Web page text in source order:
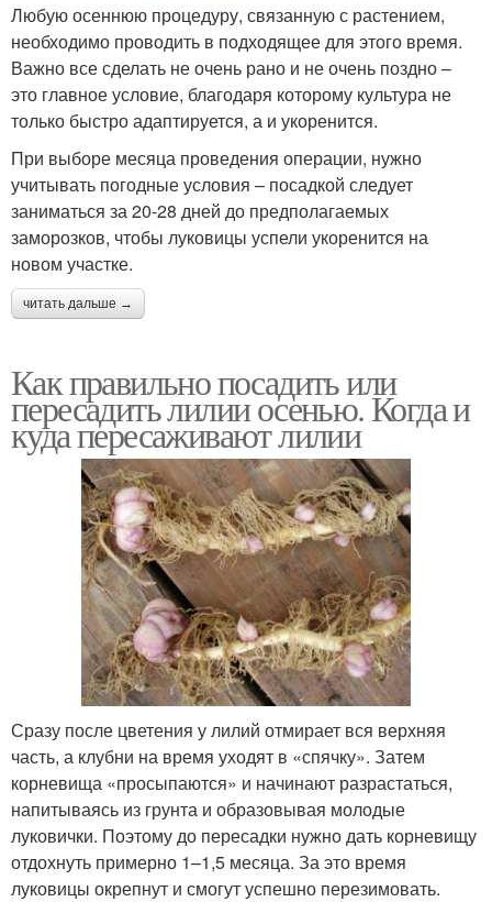
Любую осеннюю процедуру, связанную с растением,
необходимо проводить в подходящее для этого время.
Важно все сделать не очень рано и не очень поздно –
это главное условие, благодаря которому культура не
только быстро адаптируется, а и укоренится.
При выборе месяца проведения операции, нужно
учитывать погодные условия – посадкой следует
заниматься за 20-28 дней до предполагаемых
заморозков, чтобы луковицы успели укоренится на
новом участке.
читать дальше →
Как правильно посадить или
пересадить лилии осенью. Когда и
куда пересаживают лилии
Сразу после цветения у лилий отмирает вся верхняя
часть, а клубни на время уходят в «спячку». Затем
корневища «просыпаются» и начинают разрастаться,
напитываясь из грунта и образовывая молодые
луковички. Поэтому до пересадки нужно дать корневищу
отдохнуть примерно 1–1,5 месяца. За это время
луковицы окрепнут и смогут успешно перезимовать.